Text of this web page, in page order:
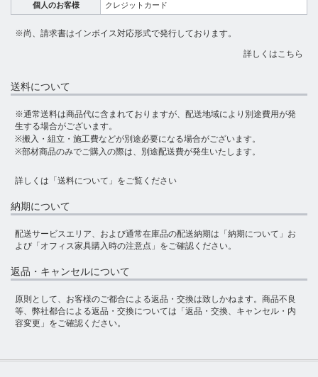
個人のお客様 クレジットカード
※尚、請求書はインボイス対応形式で発行しております。
詳しくはこちら
送料について
※通常送料は商品代に含まれておりますが、配送地域により別途費用が発
生する場合がございます。
※搬入・組立・施工費などが別途必要になる場合がございます。
※部材商品のみでご購入の際は、別途配送費が発生いたします。
詳しくは 「送料について」 をご覧ください
納期について
配送サービスエリア、および通常在庫品の配送納期は 「納期について」 お
よび 「オフィス家具購入時の注意点」 をご確認ください。
返品・キャンセルについて
原則として、お客様のご都合による返品・交換は致しかねます。商品不良
等、弊社都合による返品・交換については 「返品・交換、キャンセル・内
容変更」 をご確認ください。